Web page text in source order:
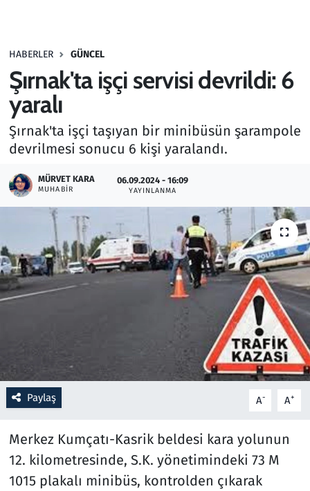
HABERLER GÜNCEL
Şırnak'ta işçi servisi devrildi: 6
yaralı
Şırnak'ta işçi taşıyan bir minibüsün şarampole
devrilmesi sonucu 6 kişi yaralandı.
MÜRVET KARA
MUHABIR
06.09.2024 - 16:09
YAYINLANMA
Paylaş A- A+
Merkez Kumçatı-Kasrik beldesi kara yolunun
12. kilometresinde, S.K. yönetimindeki 73 M
1015 plakalı minibüs, kontrolden çıkarak
Haber
Kültür Sanat
Kurumsal Haberler
Otomobil
Oyun
Rüya Tabirleri
Sağlık
Savunma Sanayi
Seçim 2023